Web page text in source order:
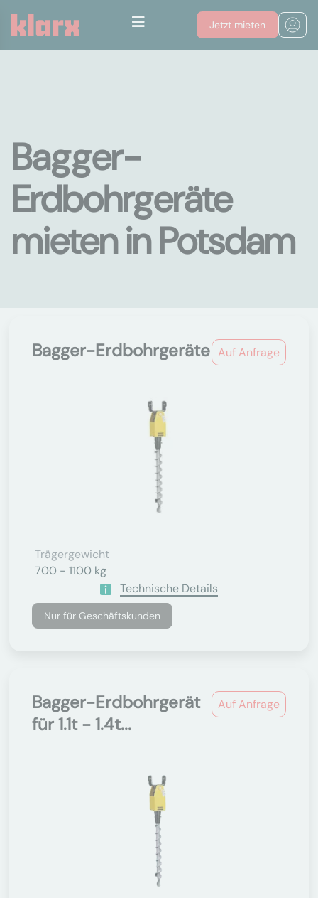
Jetzt mieten
Bagger-
Erdbohrgeräte
mieten in Potsdam
Auf Anfrage
Bagger-Erdbohrgeräte
Trägergewicht
700 - 1100 kg
Technische Details
Nur für Geschäftskunden
Auf Anfrage
Bagger-Erdbohrgerät
für 1.1t - 1.4t...